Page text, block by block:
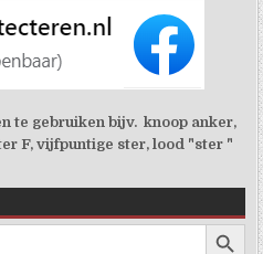
te gebruiken bijv. knoop anker,
F, vijfpuntige ster, lood "ster "